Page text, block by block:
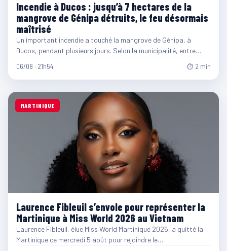
Incendie à Ducos : jusqu’à 7 hectares de la
mangrove de Génipa détruits, le feu désormais
maîtrisé
Un important incendie a touché la mangrove de Génipa, à
Ducos, pendant plusieurs jours. Selon la municipalité, entre…
06/08 · 21h54 ⏱ 2 min
MARTINIQUE
Laurence Fibleuil s’envole pour représenter la
Martinique à Miss World 2026 au Vietnam
Laurence Fibleuil, élue Miss World Martinique 2026, a quitté la
Martinique ce mercredi 5 août pour rejoindre le…